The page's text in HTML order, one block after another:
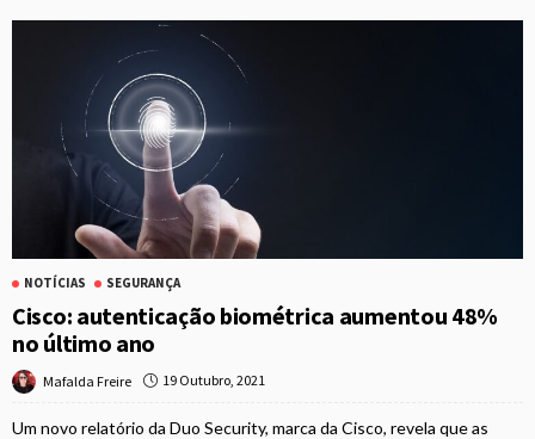
NOTÍCIAS SEGURANÇA
Cisco: autenticação biométrica aumentou 48%
no último ano
Mafalda Freire 19 Outubro, 2021
Um novo relatório da Duo Security, marca da Cisco, revela que as